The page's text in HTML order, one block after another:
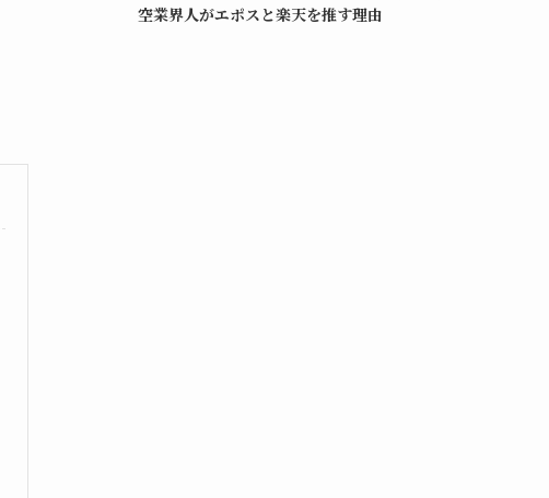
空業界人がエポスと楽天を推す理由